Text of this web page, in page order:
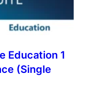
Education 1
(Single